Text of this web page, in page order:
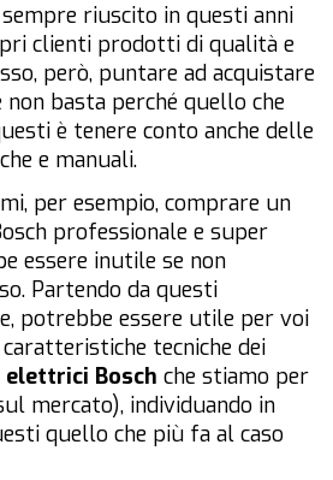
riuscito in questi anni
clienti prodotti di qualità e
però, puntare ad acquistare
basta perché quello che
è tenere conto anche delle
e manuali.
per esempio, comprare un
professionale e super
essere inutile se non
Partendo da questi
potrebbe essere utile per voi
tecniche dei
elettrici Bosch che stiamo per
mercato), individuando in
quello che più fa al caso